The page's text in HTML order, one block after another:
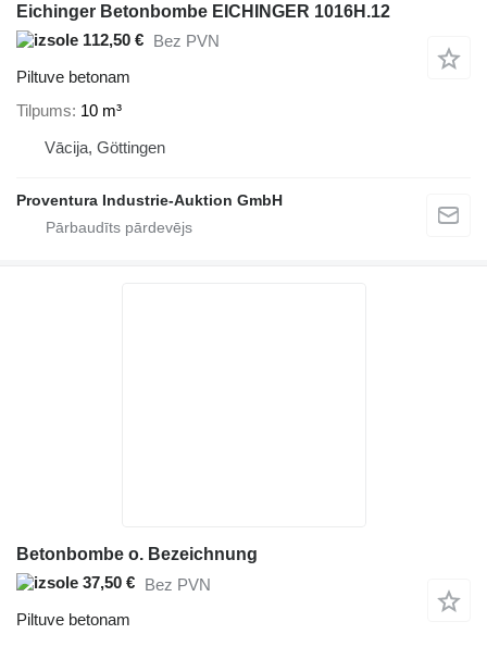
Eichinger Betonbombe EICHINGER 1016H.12
112,50 € Bez PVN
Piltuve betonam
Tilpums 10 m³
Vācija, Göttingen
Proventura Industrie-Auktion GmbH
Betonbombe o. Bezeichnung
37,50 € Bez PVN
Piltuve betonam